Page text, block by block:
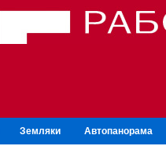
Земляки Автопанорама